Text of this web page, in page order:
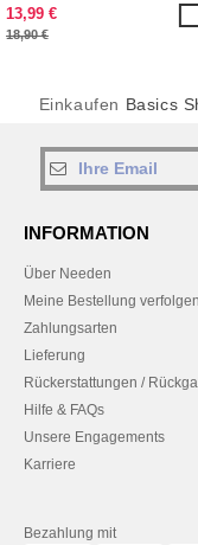
13,99 €
18,90 €
Einkaufen Basics
INFORMATION
Über Needen
Meine Bestellung verfolgen
Zahlungsarten
Lieferung
Rückerstattungen /
Hilfe & FAQs
Unsere Engagements
Karriere
Bezahlung mit